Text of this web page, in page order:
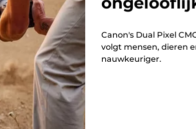
Canon's Dual Pixel
volgt mensen, dieren
nauwkeuriger.